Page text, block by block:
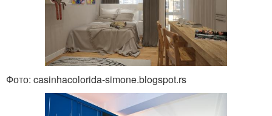
Фото: casinhacolorida-simone.blogspot.rs